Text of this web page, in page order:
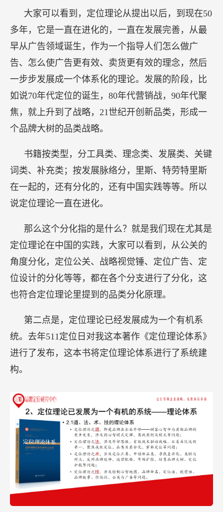
大家可以看到，定位理论从提出以后，到现在50
多年，它是一直在进化的，一直在发展完善，从最
早从广告领域诞生，作为一个指导人们怎么做广
告、怎么使广告更有效、卖货更有效的理念，然后
一步步发展成一个体系化的理论。发展的阶段，比
如说70年代定位的诞生，80年代营销战，90年代聚
焦，就上升到了战略，21世纪开创新品类，形成一
个品牌大树的品类战略。
书籍按类型，分工具类、理念类、发展类、关键
词类、补充类；按发展脉络分，里斯、特劳特里斯
在一起的，还有分化的，还有中国实践等等。所以
说定位理论一直在进化。
那么这个分化指的是什么？就是我们现在尤其是
定位理论在中国的实践，大家可以看到，从公关的
角度分化，定位公关、战略视觉锤、定位广告、定
位设计的分化等等，都在各个分支进行了分化，这
也符合定位理论里提到的品类分化原理。
第二点是，定位理论已经发展成为一个有机系
统。去年511定位日对我这本著作《定位理论体系》
进行了发布，这本书将定位理论体系进行了系统建
构。